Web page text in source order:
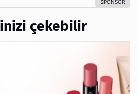
çekebilir